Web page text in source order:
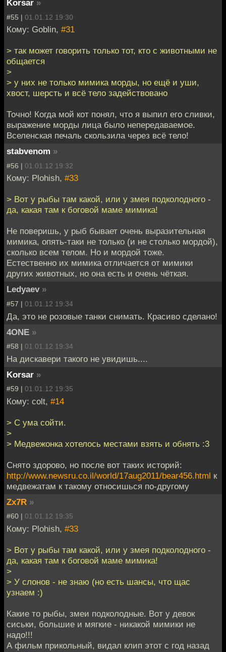
Korsar »
#55 | 01.01.12 19:30
Кому: Goblin, #31
> так может говорить только тот, кто с животными не
общается
>
> у них не только мимика морды, но ещё и уши,
хвост, шерсть и всё тело задействовано
Точно! Когда мой кот понял, что я выпил его сливки,
выражение морды лица было непередаваемое.
Вселенская печаль скользила через всё тело!
stabvenom »
#56 | 01.01.12 19:32
Кому: Plohish, #33
> Вот у рыбы там какой, или у змея подколодного -
да, какая там к боговой маме мимика!
Не поверишь, у рыб бывает очень выразительная
мимика, опять-таки не только (и не столько мордой),
сколько всем телом. Но и мордой тоже.
Естественно их мимика отличается от мимики
других животных, но она есть и очень чёткая.
Ledyaev »
#57 | 01.01.12 19:34
Да, это не розовые танки снимать. Красиво сделано!
4ONE »
#58 | 01.01.12 19:34
На дискавери такого не увидишь....
Korsar »
#59 | 01.01.12 19:35
Кому: colt, #14
> С ума сойти.
>
> Медвежонка хотелось местами взять и обнять :3
Снято здорово, но после вот таких историй:
http://www.newsru.co.il/world/17aug2011/bear456.html к
медвежатам к такому относишься по-другому
Zx7R »
#60 | 01.01.12 19:35
Кому: Plohish, #33
> Вот у рыбы там какой, или у змея подколодного -
да, какая там к боговой маме мимика!
>
> У слонов - не знаю (но есть шансы, что щас
узнаем :)
Какие то рыбы, змеи подколодные. Вот у девок
сиськи, большие и мягкие - никакой мимики не
надо!!!
А фильм прикольный, видал клип этот с год назад